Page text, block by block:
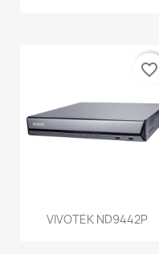
VIVOTEK ND9442P
favorite_border